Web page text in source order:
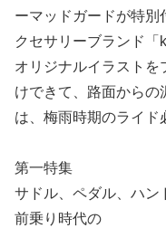
ーマッドガードが特別
クセサリーブランド
オリジナルイラスト
けできて、路面からの
は、梅雨時期のライド
第一特集
サドル、ペダル、ハン
前乗り時代の